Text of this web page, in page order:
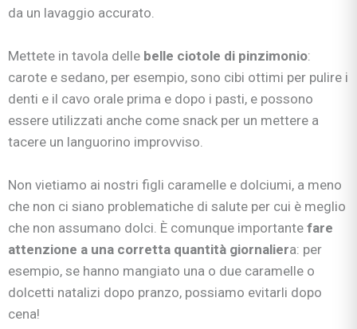
da un lavaggio accurato.
Mettete in tavola delle belle ciotole di pinzimonio:
carote e sedano, per esempio, sono cibi ottimi per pulire i
denti e il cavo orale prima e dopo i pasti, e possono
essere utilizzati anche come snack per un mettere a
tacere un languorino improvviso.
Non vietiamo ai nostri figli caramelle e dolciumi, a meno
che non ci siano problematiche di salute per cui è meglio
che non assumano dolci. È comunque importante fare
attenzione a una corretta quantità giornaliera: per
esempio, se hanno mangiato una o due caramelle o
dolcetti natalizi dopo pranzo, possiamo evitarli dopo
cena!